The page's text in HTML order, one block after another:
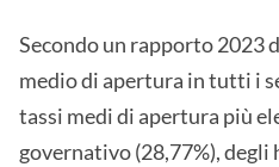
Secondo un rapporto 2023
medio di apertura in tutti i
tassi medi di apertura più
governativo (28,77%), degli